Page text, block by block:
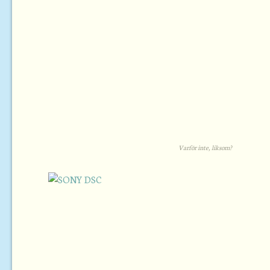
Varför inte, liksom?